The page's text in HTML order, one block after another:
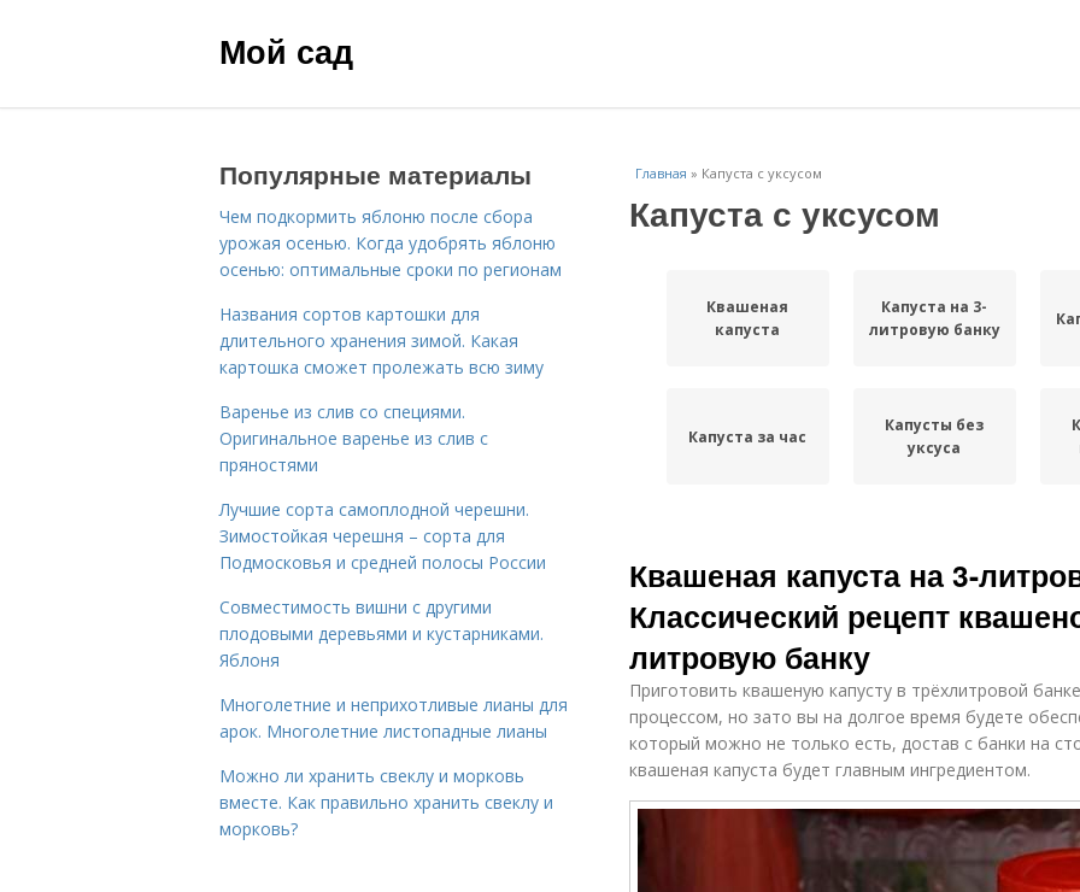
Мой сад
Главная » Капуста с уксусом
Капуста с уксусом
Квашеная
капуста
Капуста на 3-
литровую банку
Капуста за час
Капусты без
уксуса
уксуса
Уксус в банках
Капусты с
уксусом
Квашеная капуста на 3-
Классический рецепт
литровую банку
Приготовить квашеную капусту в трёхлитровой
процессом, но зато вы на долгое время будете
который можно не только есть, достав с банки на
квашеная капуста будет главным ингредиентом.
Популярные материалы
Чем подкормить яблоню после сбора
урожая осенью. Когда удобрять яблоню
осенью: оптимальные сроки по регионам
Названия сортов картошки для
длительного хранения зимой. Какая
картошка сможет пролежать всю зиму
Варенье из слив со специями.
Оригинальное варенье из слив с
пряностями
Лучшие сорта самоплодной черешни.
Зимостойкая черешня – сорта для
Подмосковья и средней полосы России
Совместимость вишни с другими
плодовыми деревьями и кустарниками.
Яблоня
Многолетние и неприхотливые лианы для
арок. Многолетние листопадные лианы
Можно ли хранить свеклу и морковь
вместе. Как правильно хранить свеклу и
морковь?